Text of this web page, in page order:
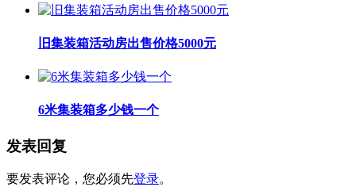
旧集装箱活动房出售价格5000元
6米集装箱多少钱一个
发表回复
要发表评论，您必须先登录。